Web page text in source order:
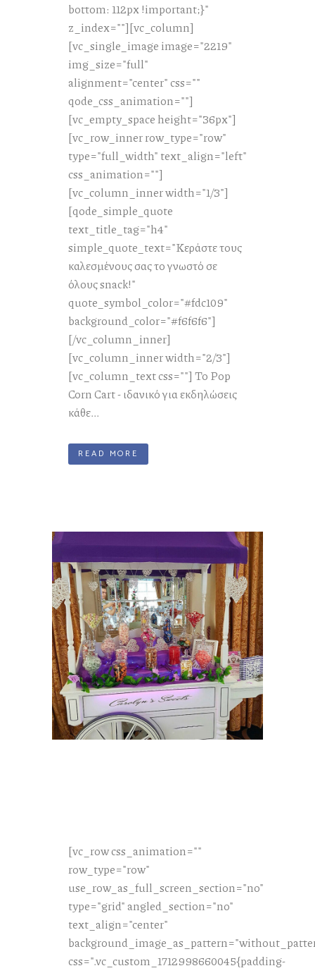
bottom: 112px !important;}"
z_index=""][vc_column]
[vc_single_image image="2219"
img_size="full"
alignment="center" css=""
qode_css_animation=""]
[vc_empty_space height="36px"]
[vc_row_inner row_type="row"
type="full_width" text_align="left"
css_animation=""]
[vc_column_inner width="1/3"]
[qode_simple_quote
text_title_tag="h4"
simple_quote_text="Κεράστε τους
καλεσμένους σας το γνωστό σε
όλους snack!"
quote_symbol_color="#fdc109"
background_color="#f6f6f6"]
[/vc_column_inner]
[vc_column_inner width="2/3"]
[vc_column_text css=""] Το Pop
Corn Cart - ιδανικό για εκδηλώσεις
κάθε...
READ MORE
[vc_row css_animation=""
row_type="row"
use_row_as_full_screen_section="no"
type="grid" angled_section="no"
text_align="center"
css=".vc_custom_1712998660045{padding-